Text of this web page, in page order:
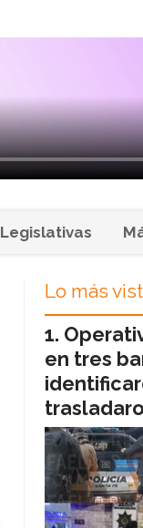
Legislativas
Lo más
en tres